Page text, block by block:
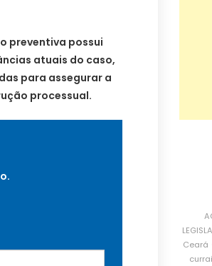
preventiva possui
atuais do caso,
para assegurar a
processual.
Ceará